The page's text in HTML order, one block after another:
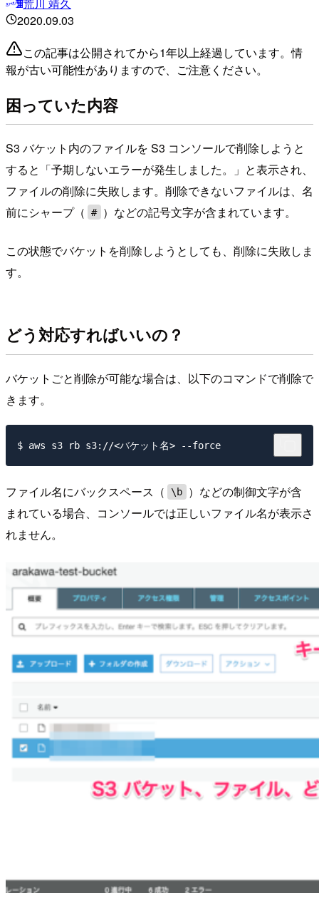
2020.09.03
この記事は公開されてから1年以上経過しています。情
報が古い可能性がありますので、ご注意ください。
困っていた内容
S3 バケット内のファイルを S3 コンソールで削除しようと
すると「予期しないエラーが発生しました。」と表示され、
ファイルの削除に失敗します。削除できないファイルは、名
前にシャープ（
# ）などの記号文字が含まれています。
この状態でバケットを削除しようとしても、削除に失敗しま
す。
どう対応すればいいの？
バケットごと削除が可能な場合は、以下のコマンドで削除で
きます。
ファイル名にバックスペース（ \b
）などの制御文字が含
まれている場合、コンソールでは正しいファイル名が表示さ
れません。